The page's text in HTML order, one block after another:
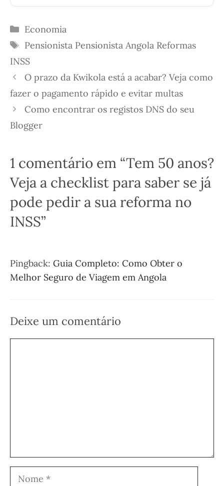
Categorias
Economia
Etiquetas
Pensionista Pensionista Angola Reformas
INSS
O prazo da Kwikola está a acabar? Veja como
fazer o pagamento rápido e evitar multas
Como encontrar os registos DNS do seu
Blogger
1 comentário em “Tem 50 anos?
Veja a checklist para saber se já
pode pedir a sua reforma no
INSS”
Pingback: Guia Completo: Como Obter o
Melhor Seguro de Viagem em Angola
Deixe um comentário
Nome